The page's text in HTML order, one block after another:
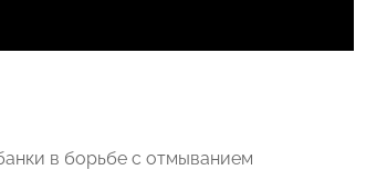
в борьбе с отмыванием